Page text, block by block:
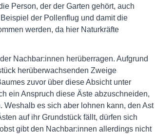
Person, der der Garten gehört, auch
der Pollenflug und damit die
werden, da hier Naturkräfte
Nachbar:innen herüberragen. Aufgrund
herüberwachsenden Zweige
zuvor über diese Absicht unter
ein Anspruch diese Äste abzuschneiden,
es sich aber lohnen kann, den Ast
auf ihr Grundstück fällt, dürfen sich
gibt den Nachbar:innen allerdings nicht